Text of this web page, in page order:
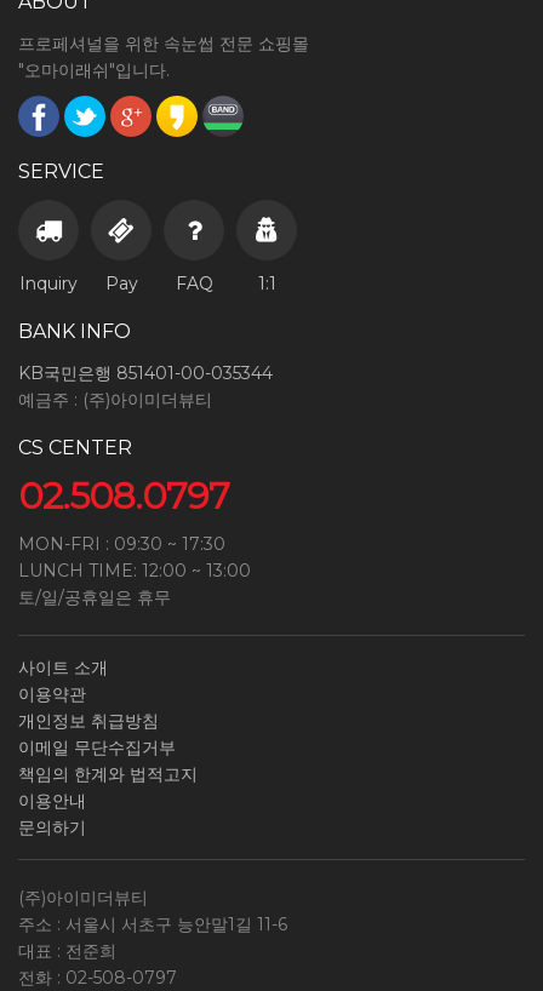
프로페셔널을 위한 속눈썹 전문 쇼핑몰
"오마이래쉬"입니다.
SERVICE
Inquiry Pay FAQ 1:1
BANK INFO
KB국민은행 851401-00-035344
예금주 : (주)아이미더뷰티
CS CENTER
02.508.0797
MON-FRI : 09:30 ~ 17:30
LUNCH TIME: 12:00 ~ 13:00
토/일/공휴일은 휴무
사이트 소개
이용약관
개인정보 취급방침
이메일 무단수집거부
책임의 한계와 법적고지
이용안내
문의하기
(주)아이미더뷰티
주소 : 서울시 서초구 능안말1길 11-6
대표 : 전준희
전화 : 02-508-0797